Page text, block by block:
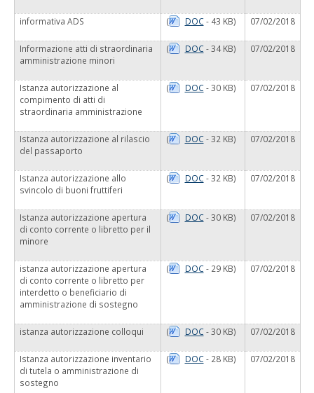
informativa ADS ( DOC- 43 KB) 07/02/2018
Informazione atti di straordinaria
amministrazione minori
( DOC- 34 KB) 07/02/2018
Istanza autorizzazione al
compimento di atti di
straordinaria amministrazione
( DOC- 30 KB) 07/02/2018
Istanza autorizzazione al rilascio
del passaporto
( DOC- 32 KB) 07/02/2018
Istanza autorizzazione allo
svincolo di buoni fruttiferi
( DOC- 32 KB) 07/02/2018
Istanza autorizzazione apertura
di conto corrente o libretto per il
minore
( DOC- 30 KB) 07/02/2018
istanza autorizzazione apertura
di conto corrente o libretto per
interdetto o beneficiario di
amministrazione di sostegno
( DOC- 29 KB) 07/02/2018
istanza autorizzazione colloqui ( DOC- 30 KB) 07/02/2018
Istanza autorizzazione inventario
di tutela o amministrazione di
sostegno
( DOC- 28 KB) 07/02/2018